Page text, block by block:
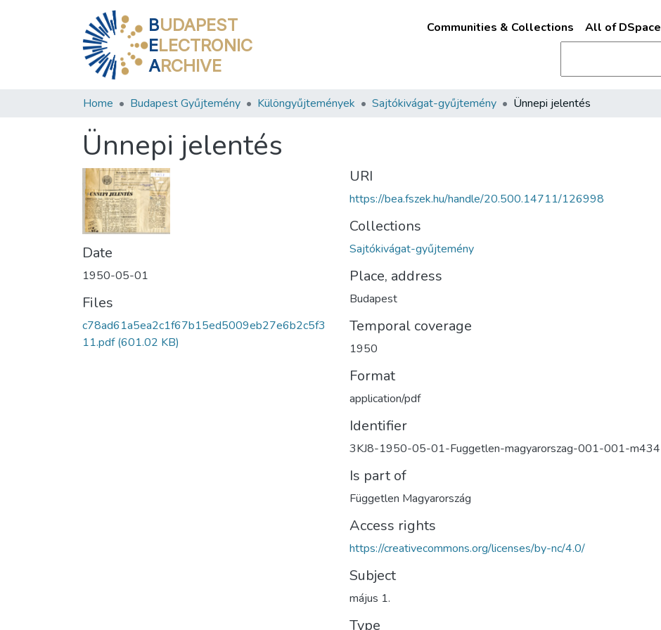
BUDAPEST
ELECTRONIC
ARCHIVE
Communities & Collections All of DSpace
Home Budapest Gyűjtemény Különgyűjtemények Sajtókivágat-gyűjtemény Ünnepi jelentés
Ünnepi jelentés
Date
1950-05-01
Files
c78ad61a5ea2c1f67b15ed5009eb27e6b2c5f3
11.pdf(601.02 KB)
URI
https://bea.fszek.hu/handle/20.500.14711/126998
Collections
Sajtókivágat-gyűjtemény
Place, address
Budapest
Temporal coverage
1950
Format
application/pdf
Identifier
3KJ8-1950-05-01-Fuggetlen-magyarorszag-001-001-m434
Is part of
Független Magyarország
Access rights
https://creativecommons.org/licenses/by-nc/4.0/
Subject
május 1.
Type